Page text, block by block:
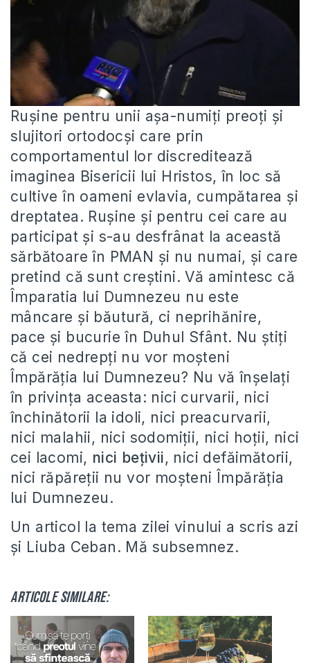
Rușine pentru unii așa-numiți preoți și
slujitori ortodocși care prin
comportamentul lor discreditează
imaginea Bisericii lui Hristos, în loc să
cultive în oameni evlavia, cumpătarea și
dreptatea. Rușine și pentru cei care au
participat și s-au desfrânat la această
sărbătoare în PMAN și nu numai, și care
pretind că sunt creștini. Vă amintesc că
Împaratia lui Dumnezeu nu este
mâncare și băutură, ci neprihănire,
pace și bucurie în Duhul Sfânt. Nu știți
că cei nedrepți nu vor moșteni
Împărăția lui Dumnezeu? Nu vă înșelați
în privința aceasta: nici curvarii, nici
închinătorii la idoli, nici preacurvarii,
nici malahii, nici sodomiții, nici hoții, nici
cei lacomi, nici bețivii, nici defăimătorii,
nici răpăreții nu vor moșteni Împărăția
lui Dumnezeu.
Un articol la tema zilei vinului a scris azi
și Liuba Ceban. Mă subsemnez.
Articole similare: